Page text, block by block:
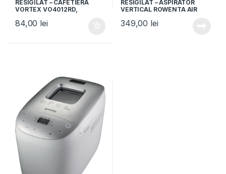
RESIGILAT – CAFETIERA
VORTEX VO4012RD,
750W, 10 cesti, Rosu
84,00 lei
RESIGILAT – ASPIRATOR
VERTICAL ROWENTA AIR
Recipient 0.65L
349,00 lei